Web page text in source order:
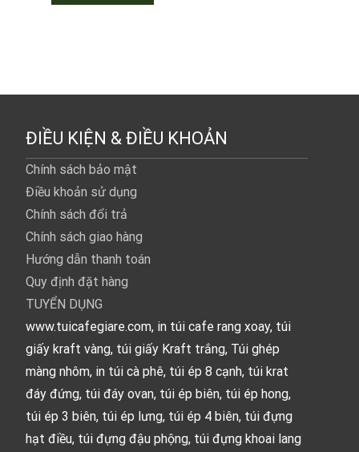
ĐIỀU KIỆN & ĐIỀU KHOẢN
Chính sách bảo mật
Điều khoản sử dụng
Chính sách đổi trả
Chính sách giao hàng
Hướng dẫn thanh toán
Quy định đặt hàng
TUYỂN DỤNG
www.tuicafegiare.com, in túi cafe rang xoay, túi
giấy kraft vàng, túi giấy Kraft trắng, Túi ghép
màng nhôm, in túi cà phê, túi ép 8 cạnh, túi krat
đáy đứng, túi đáy ovan, túi ép biên, túi ép hong,
túi ép 3 biên, túi ép lưng, túi ép 4 biên, túi đựng
hạt điều, túi đựng đậu phộng, túi đựng khoai lang